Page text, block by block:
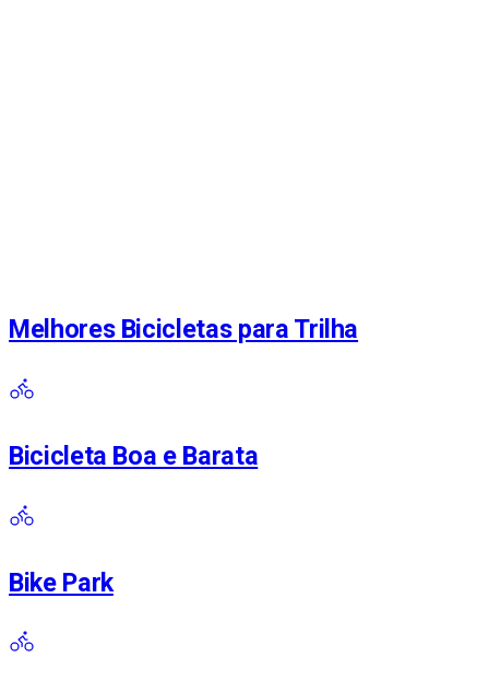
Melhores Bicicletas para Trilha
Bicicleta Boa e Barata
Bike Park